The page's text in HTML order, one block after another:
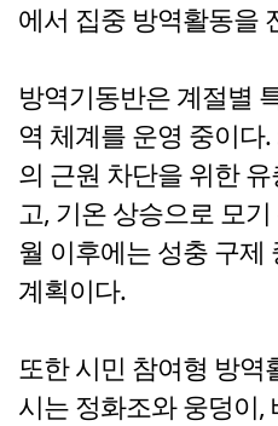
에서 집중 방역활동을
방역기동반은 계절별
역 체계를 운영 중이다
의 근원 차단을 위한
고, 기온 상승으로 모
월 이후에는 성충 구제
계획이다.
또한 시민 참여형 방역
시는 정화조와 웅덩이,